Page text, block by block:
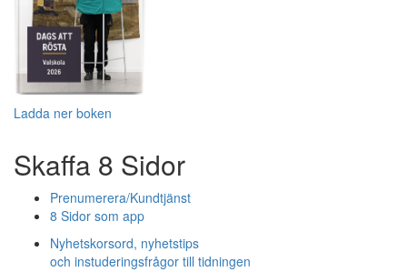
Ladda ner boken
Skaffa 8 Sidor
Prenumerera/Kundtjänst
8 Sidor som app
Nyhetskorsord, nyhetstips
och instuderingsfrågor till tidningen